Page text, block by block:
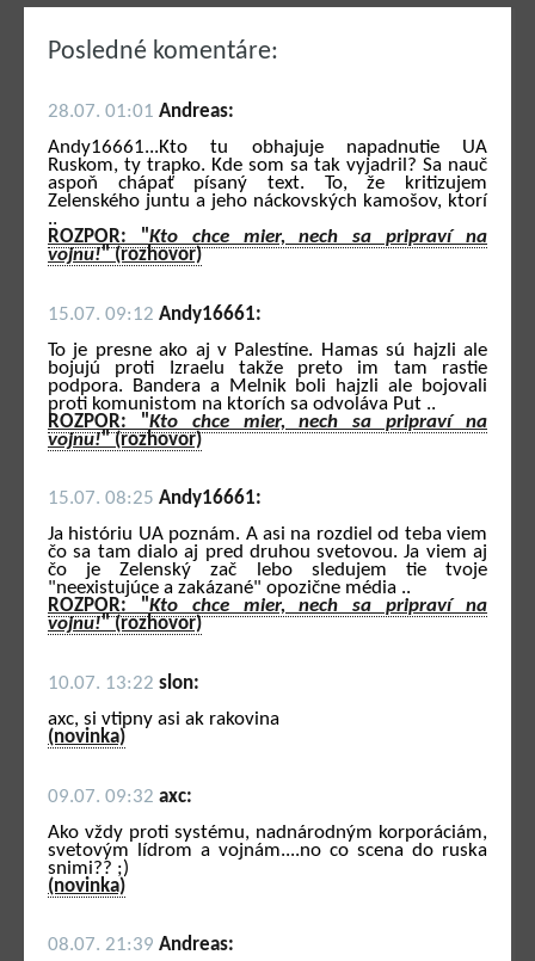
Posledné komentáre:
28.07. 01:01 Andreas:
Andy16661...Kto tu obhajuje napadnutie UA
Ruskom, ty trapko. Kde som sa tak vyjadril? Sa nauč
aspoň chápať písaný text. To, že kritizujem
Zelenského juntu a jeho náckovských kamošov, ktorí
..
ROZPOR: "Kto chce mier, nech sa pripraví na
vojnu!" (rozhovor)
15.07. 09:12 Andy16661:
To je presne ako aj v Palestíne. Hamas sú hajzli ale
bojujú proti Izraelu takže preto im tam rastie
podpora. Bandera a Melnik boli hajzli ale bojovali
proti komunistom na ktorích sa odvoláva Put ..
ROZPOR: "Kto chce mier, nech sa pripraví na
vojnu!" (rozhovor)
15.07. 08:25 Andy16661:
Ja históriu UA poznám. A asi na rozdiel od teba viem
čo sa tam dialo aj pred druhou svetovou. Ja viem aj
čo je Zelenský zač lebo sledujem tie tvoje
"neexistujúce a zakázané" opozične média ..
ROZPOR: "Kto chce mier, nech sa pripraví na
vojnu!" (rozhovor)
10.07. 13:22 slon:
axc, si vtipny asi ak rakovina
(novinka)
09.07. 09:32 axc:
Ako vždy proti systému, nadnárodným korporáciám,
svetovým lídrom a vojnám....no co scena do ruska
snimi?? ;)
(novinka)
08.07. 21:39 Andreas: